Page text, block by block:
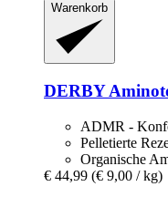
Warenkorb
DERBY
ADMR -
Pelletierte
Organische
€ 44,99 (€ 9,00 / kg)